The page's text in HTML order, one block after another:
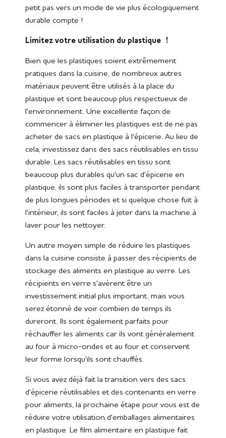
petit pas vers un mode de vie plus écologiquement
durable compte !
Limitez votre utilisation du plastique !
Bien que les plastiques soient extrêmement
pratiques dans la cuisine, de nombreux autres
matériaux peuvent être utilisés à la place du
plastique et sont beaucoup plus respectueux de
l'environnement. Une excellente façon de
commencer à éliminer les plastiques est de ne pas
acheter de sacs en plastique à l'épicerie. Au lieu de
cela, investissez dans des sacs réutilisables en tissu
durable. Les sacs réutilisables en tissu sont
beaucoup plus durables qu'un sac d'épicerie en
plastique, ils sont plus faciles à transporter pendant
de plus longues périodes et si quelque chose fuit à
l'intérieur, ils sont faciles à jeter dans la machine à
laver pour les nettoyer.
Un autre moyen simple de réduire les plastiques
dans la cuisine consiste à passer des récipients de
stockage des aliments en plastique au verre. Les
récipients en verre s'avèrent être un
investissement initial plus important, mais vous
serez étonné de voir combien de temps ils
dureront. Ils sont également parfaits pour
réchauffer les aliments car ils vont généralement
au four à micro-ondes et au four et conservent
leur forme lorsqu'ils sont chauffés.
Si vous avez déjà fait la transition vers des sacs
d'épicerie réutilisables et des contenants en verre
pour aliments, la prochaine étape pour vous est de
réduire votre utilisation d'emballages alimentaires
en plastique. Le film alimentaire en plastique fait